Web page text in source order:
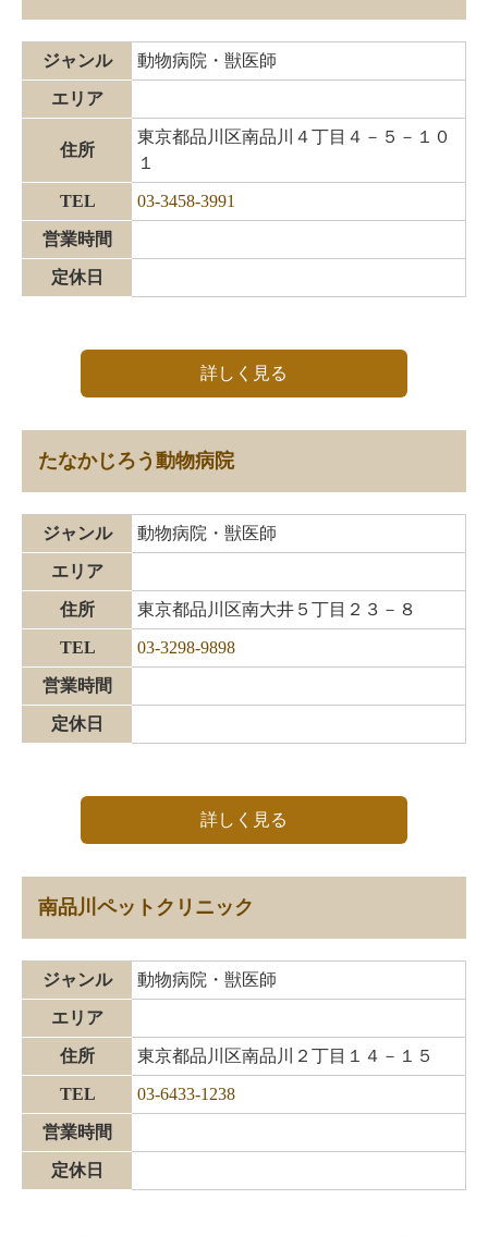
ジャンル 動物病院・獣医師
エリア
住所
東京都品川区南品川４丁目４－５－１０
１
TEL 03-3458-3991
営業時間
定休日
詳しく見る
たなかじろう動物病院
ジャンル 動物病院・獣医師
エリア
住所 東京都品川区南大井５丁目２３－８
TEL 03-3298-9898
営業時間
定休日
詳しく見る
南品川ペットクリニック
ジャンル 動物病院・獣医師
エリア
住所 東京都品川区南品川２丁目１４－１５
TEL 03-6433-1238
営業時間
定休日